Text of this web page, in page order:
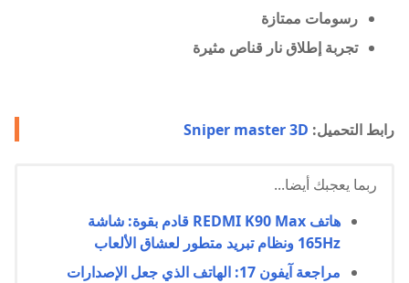
رسومات ممتازة
تجربة إطلاق نار قناص مثيرة
رابط التحميل: Sniper master 3D
ربما يعجبك أيضا...
هاتف REDMI K90 Max قادم بقوة: شاشة
165Hz ونظام تبريد متطور لعشاق الألعاب
مراجعة آيفون 17: الهاتف الذي جعل الإصدارات